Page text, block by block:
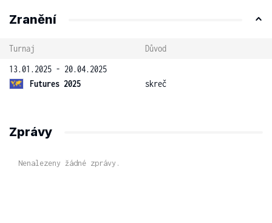
Zranění
Turnaj
Důvod
13.01.2025 - 20.04.2025
Futures 2025
skreč
Zprávy
Nenalezeny žádné zprávy.